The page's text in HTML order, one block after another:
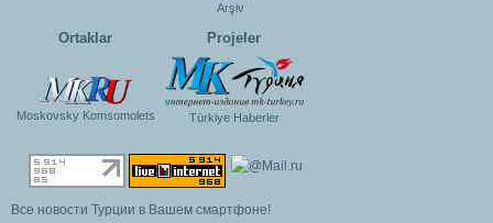
Arşiv
Ortaklar
Moskovsky Komsomolets
Projeler
Türkiye Haberler
Все новости Турции в Вашем смартфоне!